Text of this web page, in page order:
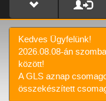
Kedves Ügyfelünk!
2026.08.08-án
között!
A GLS aznap
összekészített